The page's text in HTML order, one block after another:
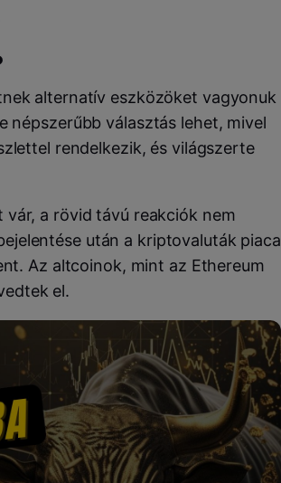
alternatív eszközöket vagyonuk
népszerűbb választás lehet, mivel
rendelkezik, és világszerte
a rövid távú reakciók nem
után a kriptovaluták piaca
Az altcoinok, mint az Ethereum
el.